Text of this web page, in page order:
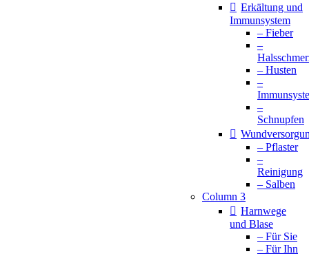
Erkältung und
Immunsystem
– Fieber
–
– Husten
–
–
Schnupfen
– Pflaster
–
Reinigung
– Salben
Column 3
Harnwege
und Blase
– Für Sie
– Für Ihn